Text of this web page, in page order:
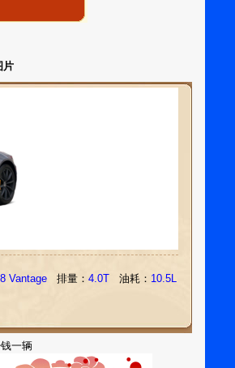
片
Vantage排量： 4.0T油耗： 10.5L
一辆